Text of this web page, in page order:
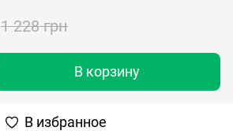
1 228 грн
В корзину
В избранное